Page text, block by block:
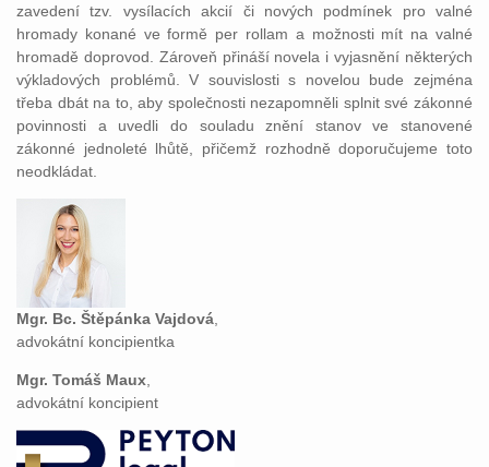
zavedení tzv. vysílacích akcií či nových podmínek pro valné
hromady konané ve formě per rollam a možnosti mít na valné
hromadě doprovod. Zároveň přináší novela i vyjasnění některých
výkladových problémů. V souvislosti s novelou bude zejména
třeba dbát na to, aby společnosti nezapomněli splnit své zákonné
povinnosti a uvedli do souladu znění stanov ve stanovené
zákonné jednoleté lhůtě, přičemž rozhodně doporučujeme toto
neodkládat.
Mgr. Bc. Štěpánka Vajdová
advokátní koncipientka
Mgr. Tomáš Maux
advokátní koncipient